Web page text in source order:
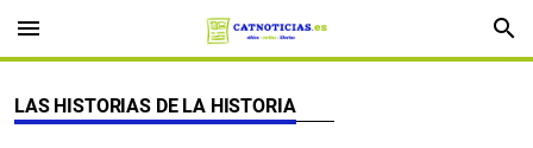
menu search
LAS HISTORIAS DE LA HISTORIA